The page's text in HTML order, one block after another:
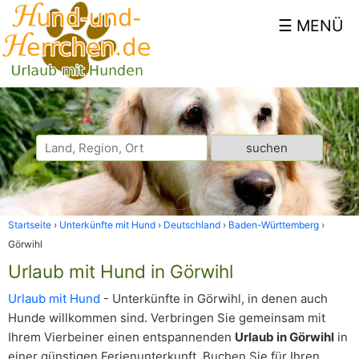
Startseite Unterkünfte mit Hund Deutschland
Baden-Württemberg
Görwihl
Urlaub mit Hund in Görwihl
Urlaub mit Hund - Unterkünfte in Görwihl, in denen auch
Hunde willkommen sind. Verbringen Sie gemeinsam mit
Ihrem Vierbeiner einen entspannenden Urlaub in Görwihl in